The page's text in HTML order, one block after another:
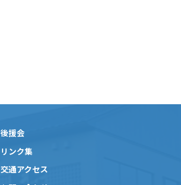
後援会
リンク集
交通アクセス